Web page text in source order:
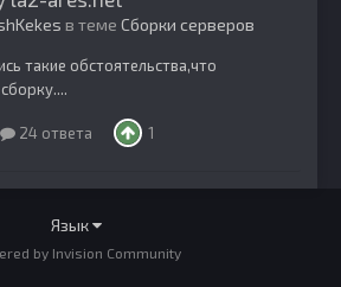
в теме Сборки серверов
такие обстоятельства,что
24 ответа 1
Язык
by Invision Community